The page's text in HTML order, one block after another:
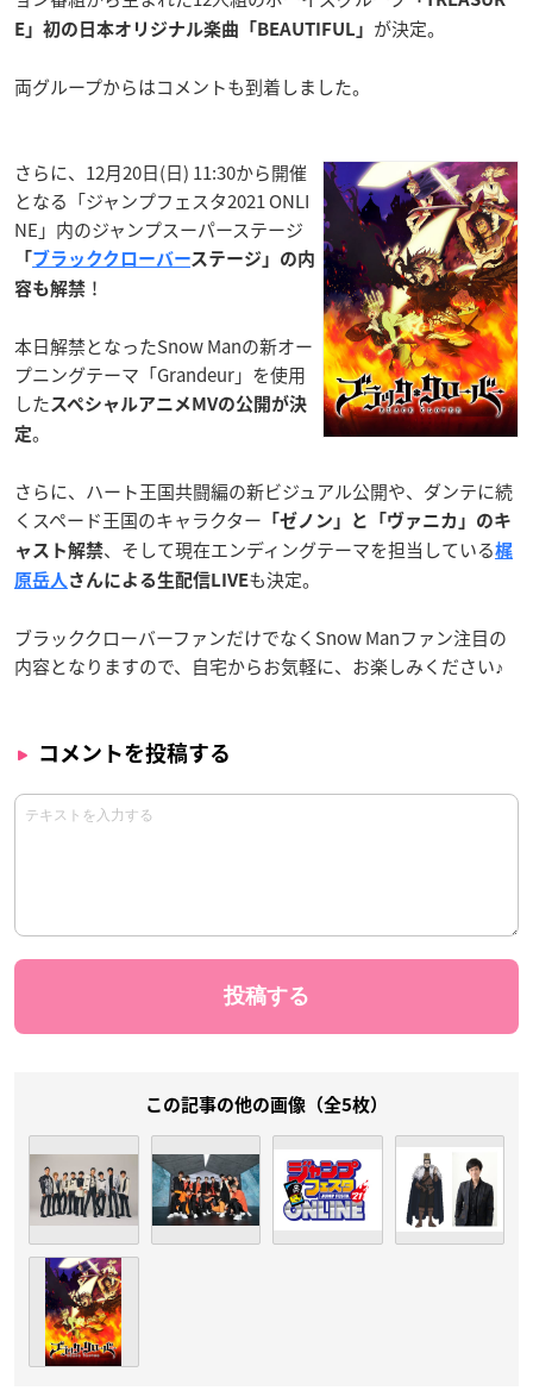
E」初の日本オリジナル楽曲「BEAUTIFUL」 が決定。
両グループからはコメントも到着しました。
さらに、12月20日(日) 11:30から開催
となる「ジャンプフェスタ2021 ONLI
NE」内のジャンプスーパーステージ
「ブラッククローバーステージ」の内
容も解禁 ！
本日解禁となったSnow Manの新オー
プニングテーマ「Grandeur」を使用
した スペシャルアニメMVの公開が決
定。
さらに、ハート王国共闘編の新ビジュアル公開や、ダンテに続
くスペード王国のキャラクター 「ゼノン」と「ヴァニカ」のキ
ャスト解禁、そして現在エンディングテーマを担当している梶
原岳人 さんによる生配信LIVEも決定。
ブラッククローバーファンだけでなくSnow Manファン注目の
内容となりますので、自宅からお気軽に、お楽しみください♪
コメントを投稿する
この記事の他の画像（全5枚）